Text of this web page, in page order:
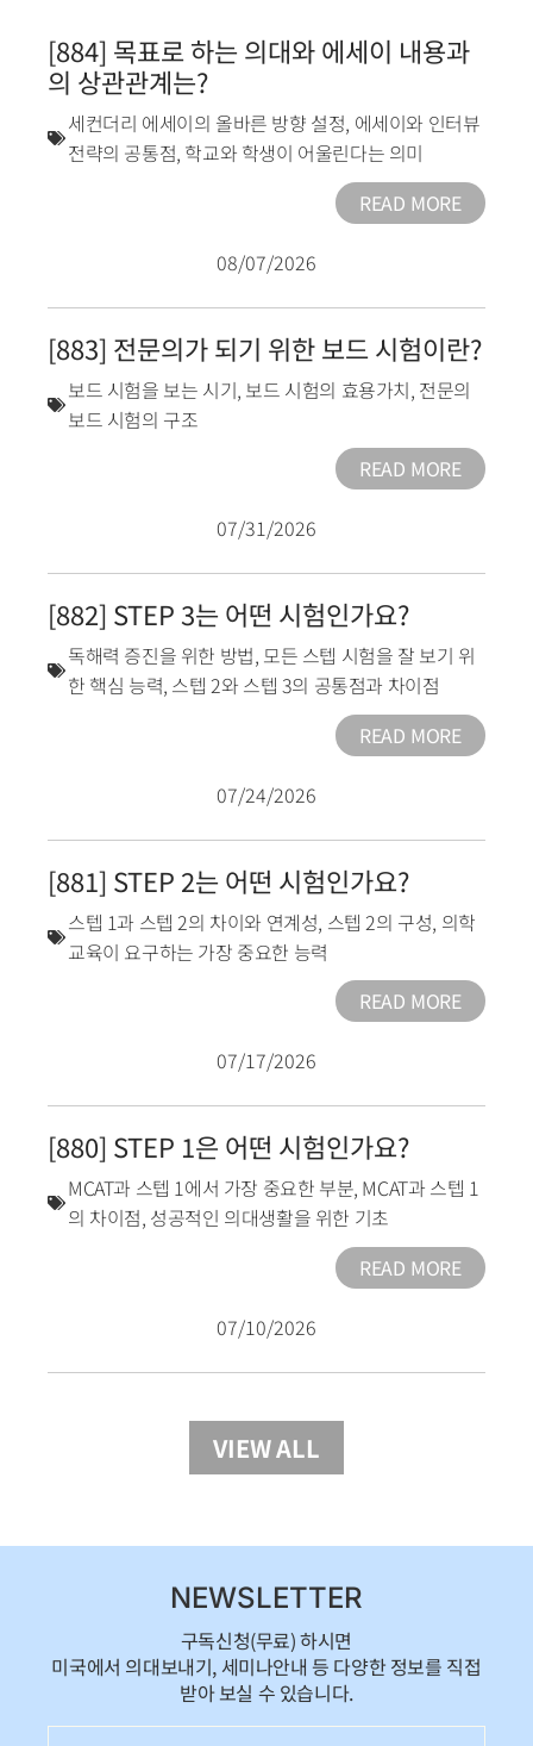
[884] 목표로 하는 의대와 에세이 내용과
의 상관관계는?
세컨더리 에세이의 올바른 방향 설정, 에세이와 인터뷰
전략의 공통점, 학교와 학생이 어울린다는 의미
READ MORE
08/07/2026
[883] 전문의가 되기 위한 보드 시험이란?
보드 시험을 보는 시기, 보드 시험의 효용가치, 전문의
보드 시험의 구조
READ MORE
07/31/2026
[882] STEP 3는 어떤 시험인가요?
독해력 증진을 위한 방법, 모든 스텝 시험을 잘 보기 위
한 핵심 능력, 스텝 2와 스텝 3의 공통점과 차이점
READ MORE
07/24/2026
[881] STEP 2는 어떤 시험인가요?
스텝 1과 스텝 2의 차이와 연계성, 스텝 2의 구성, 의학
교육이 요구하는 가장 중요한 능력
READ MORE
07/17/2026
[880] STEP 1은 어떤 시험인가요?
MCAT과 스텝 1에서 가장 중요한 부분, MCAT과 스텝 1
의 차이점, 성공적인 의대생활을 위한 기초
READ MORE
07/10/2026
VIEW ALL
NEWSLETTER
구독신청(무료) 하시면
미국에서 의대보내기, 세미나안내 등 다양한 정보를 직접
받아 보실 수 있습니다.